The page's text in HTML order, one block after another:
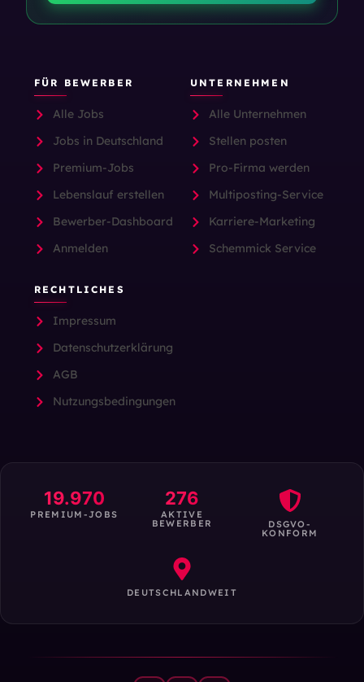
FÜR BEWERBER
Alle Jobs
Jobs in Deutschland
Premium-Jobs
Lebenslauf erstellen
Bewerber-Dashboard
Anmelden
UNTERNEHMEN
Alle Unternehmen
Stellen posten
Pro-Firma werden
Multiposting-Service
Karriere-Marketing
Schemmick Service
RECHTLICHES
Impressum
Datenschutzerklärung
AGB
Nutzungsbedingungen
19.970
PREMIUM-JOBS
276
AKTIVE
BEWERBER DSGVO-
KONFORM
DEUTSCHLANDWEIT